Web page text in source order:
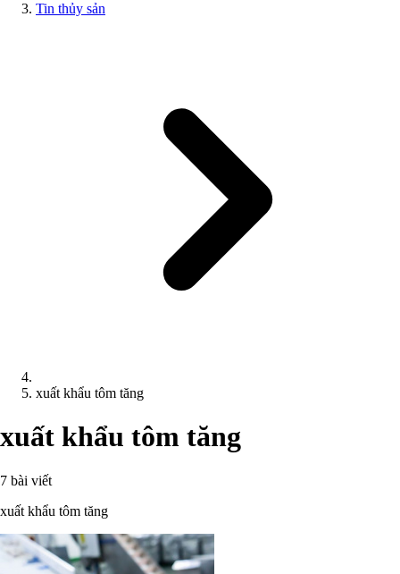
Tin thủy sản
xuất khẩu tôm tăng
xuất khẩu tôm tăng
7 bài viết
xuất khẩu tôm tăng